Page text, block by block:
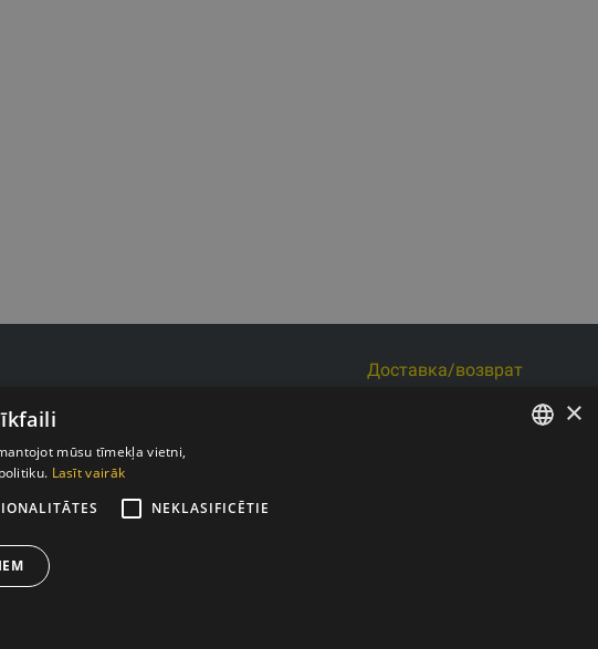
номер 44103017158 НДС №
Доставка/возврат
×
mūsu tīmekļa vietni,
Lasīt vairāk
NEKLASIFICĒTIE